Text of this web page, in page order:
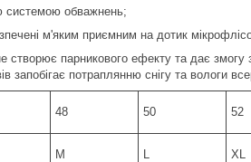
системою обважнень;
м'яким приємним на дотик
створює парникового ефекту та дає
запобігає потраплянню снігу та вологи
48 50 52
M XL